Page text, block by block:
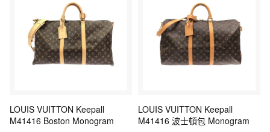
LOUIS VUITTON Keepall
M41416 Boston Monogram
LOUIS VUITTON Keepall
M41416 波士頓包 Monogram